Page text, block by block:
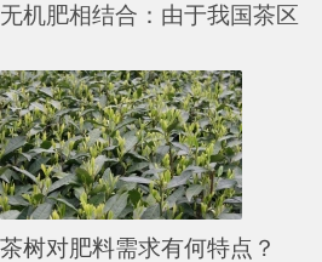
无机肥相结合：由于我国茶区
茶树对肥料需求有何特点？